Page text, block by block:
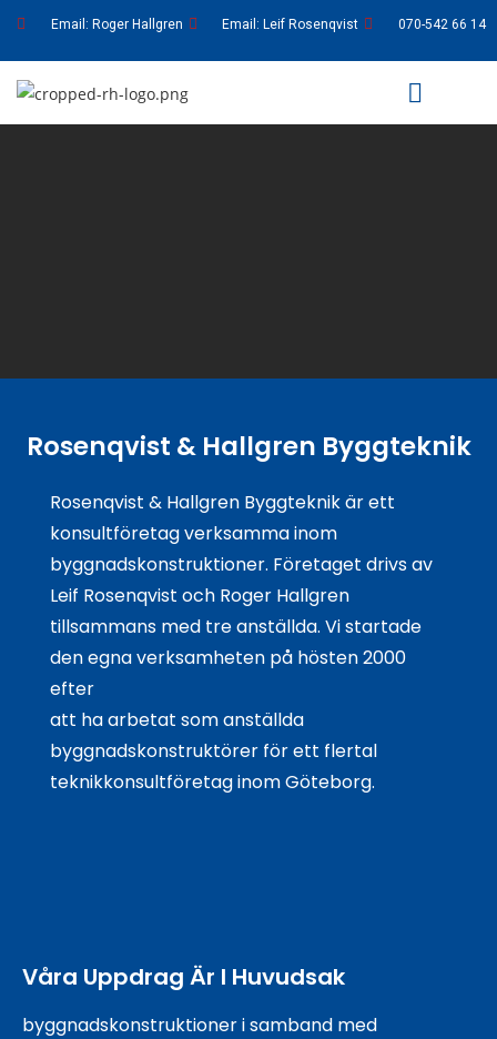
Email: Roger Hallgren Email: Leif Rosenqvist 070-542 66 14
BYGGTEKNIK
Kontakta oss
Rosenqvist & Hallgren Byggteknik
Rosenqvist & Hallgren Byggteknik är ett
konsultföretag verksamma inom
byggnadskonstruktioner. Företaget drivs av
Leif Rosenqvist och Roger Hallgren
tillsammans med tre anställda. Vi startade
den egna verksamheten på hösten 2000
efter
att ha arbetat som anställda
byggnadskonstruktörer för ett flertal
teknikkonsultföretag inom Göteborg.
Våra Uppdrag Är I Huvudsak
byggnadskonstruktioner i samband med